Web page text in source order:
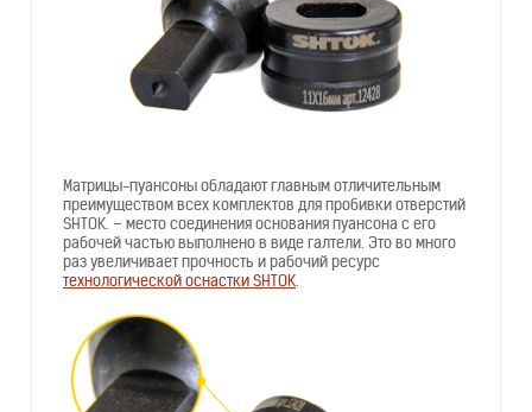
Матрицы-пуансоны обладают главным отличительным
преимуществом всех комплектов для пробивки отверстий
SHTOK. – место соединения основания пуансона с его
рабочей частью выполнено в виде галтели. Это во много
раз увеличивает прочность и рабочий ресурс
технологической оснастки SHTOK.